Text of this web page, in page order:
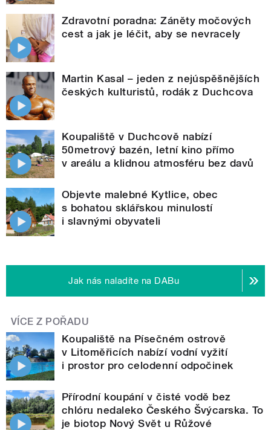
Zdravotní poradna: Záněty močových
cest a jak je léčit, aby se nevracely
Martin Kasal – jeden z nejúspěšnějších
českých kulturistů, rodák z Duchcova
Koupaliště v Duchcově nabízí
50metrový bazén, letní kino přímo
v areálu a klidnou atmosféru bez davů
Objevte malebné Kytlice, obec
s bohatou sklářskou minulostí
i slavnými obyvateli
Jak nás naladíte na DABu
VÍCE Z POŘADU
Koupaliště na Písečném ostrově
v Litoměřicích nabízí vodní vyžití
i prostor pro celodenní odpočinek
Přírodní koupání v čisté vodě bez
chlóru nedaleko Českého Švýcarska. To
je biotop Nový Svět u Růžové